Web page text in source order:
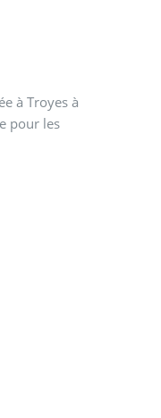
à Troyes à
pour les